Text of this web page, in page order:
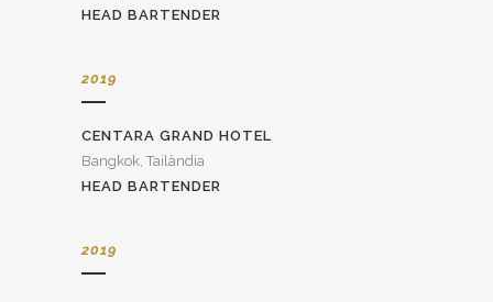
HEAD BARTENDER
2019
CENTARA GRAND HOTEL
Bangkok, Tailàndia
HEAD BARTENDER
2019